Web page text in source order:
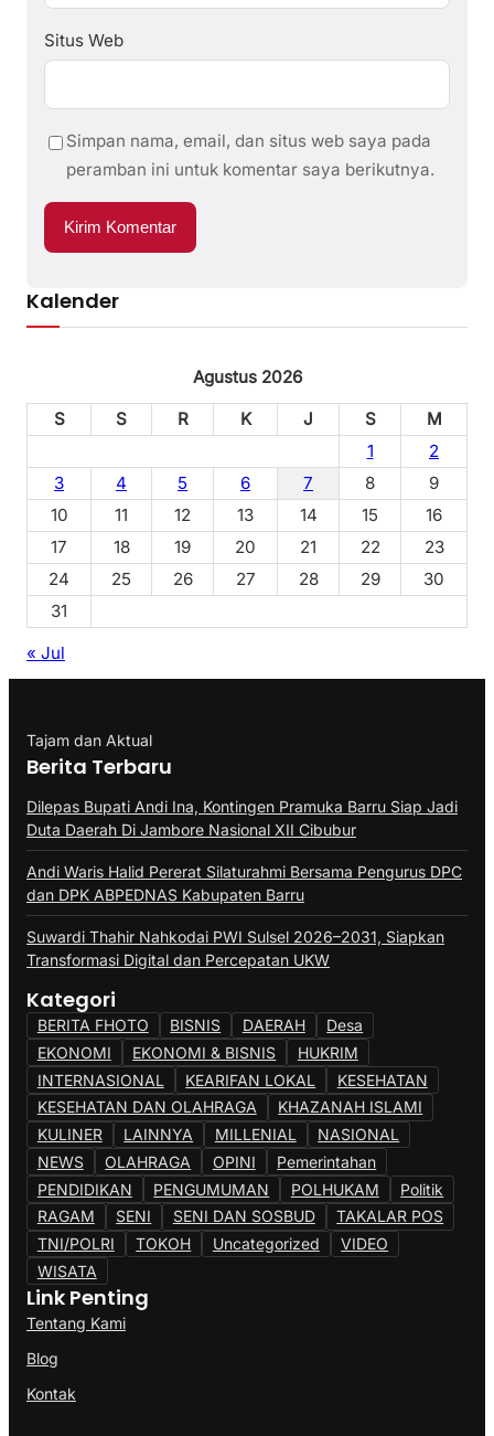
Situs Web
Simpan nama, email, dan situs web saya pada
peramban ini untuk komentar saya berikutnya.
Kalender
Agustus 2026
S
S R K J S
M
1
2
3
4 5 6 7 8
9
10
11 12 13 14 15
16
17
18 19 20 21 22
23
24
25 26 27 28 29
30
31
« Jul
Tajam dan Aktual
Berita Terbaru
Dilepas Bupati Andi Ina, Kontingen Pramuka Barru Siap Jadi
Duta Daerah Di Jambore Nasional XII Cibubur
Andi Waris Halid Pererat Silaturahmi Bersama Pengurus DPC
dan DPK ABPEDNAS Kabupaten Barru
Suwardi Thahir Nahkodai PWI Sulsel 2026–2031, Siapkan
Transformasi Digital dan Percepatan UKW
Kategori
BERITA FHOTO BISNIS DAERAH
Desa
EKONOMI
EKONOMI & BISNIS
HUKRIM
INTERNASIONAL
KEARIFAN LOKAL
KESEHATAN
KESEHATAN DAN OLAHRAGA
KHAZANAH ISLAMI
KULINER
LAINNYA MILLENIAL
NASIONAL
NEWS
OLAHRAGA OPINI
Pemerintahan
PENDIDIKAN
PENGUMUMAN POLHUKAM
Politik
RAGAM
SENI SENI DAN SOSBUD
TAKALAR POS
TNI/POLRI
TOKOH Uncategorized
VIDEO
WISATA
Link Penting
Tentang Kami
Blog
Kontak